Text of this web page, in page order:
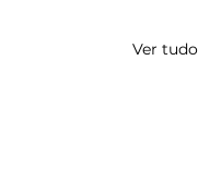
Ver tudo